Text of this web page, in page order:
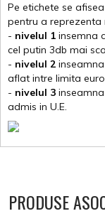
Pe etichete se
pentru a reprezenta
- nivelul 1 insemna
cel putin 3db mai
- nivelul 2
aflat intre limita
- nivelul 3
admis in U.E.
PRODUSE